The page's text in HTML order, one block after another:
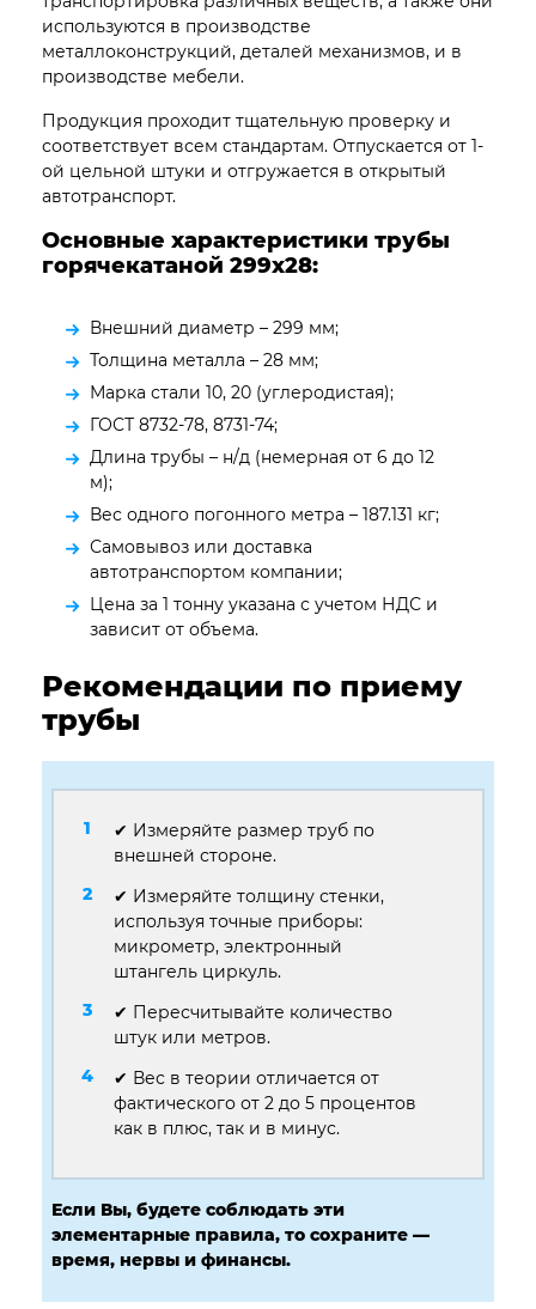
используются в производстве
металлоконструкций, деталей механизмов, и в
производстве мебели.
Продукция проходит тщательную проверку и
соответствует всем стандартам. Отпускается от 1-
ой цельной штуки и отгружается в открытый
автотранспорт.
Основные характеристики трубы
горячекатаной 299х28:
Внешний диаметр – 299 мм;
Толщина металла – 28 мм;
Марка стали 10, 20 (углеродистая);
ГОСТ 8732-78, 8731-74;
Длина трубы – н/д (немерная от 6 до 12
м);
Вес одного погонного метра – 187.131 кг;
Самовывоз или доставка
автотранспортом компании;
Цена за 1 тонну указана с учетом НДС и
зависит от объема.
Рекомендации по приему
трубы
✔ Измеряйте размер труб по
внешней стороне.
✔ Измеряйте толщину стенки,
используя точные приборы:
микрометр, электронный
штангель циркуль.
✔ Пересчитывайте количество
штук или метров.
✔ Вес в теории отличается от
фактического от 2 до 5 процентов
как в плюс, так и в минус.
Если Вы, будете соблюдать эти
элементарные правила, то сохраните —
время, нервы и финансы.